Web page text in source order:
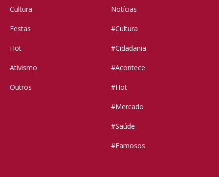
Cultura
Festas
Hot
Ativismo
Outros
Notícias
#Cultura
#Cidadania
#Acontece
#Hot
#Mercado
#Saúde
#Famosos